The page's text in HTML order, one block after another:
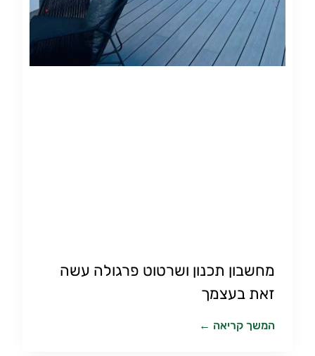
מחשבון תכנון ושרטוט פרגולה עשה
זאת בעצמך
המשך קריאה ←